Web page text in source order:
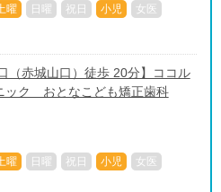
曜 日曜 祝日 小児
女医
（赤城山口）徒歩 20分】ココル
ック おとなこども矯正歯科
曜 日曜 祝日 小児
女医